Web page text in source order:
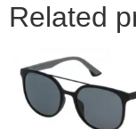
Related